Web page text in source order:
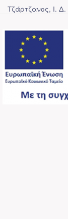
Τζάρτζανος, Ι. Δ.